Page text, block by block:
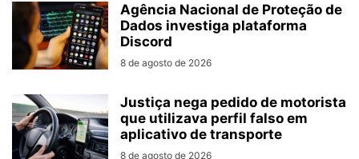
Agência Nacional de Proteção de
Dados investiga plataforma
Discord
8 de agosto de 2026
Justiça nega pedido de motorista
que utilizava perfil falso em
aplicativo de transporte
8 de agosto de 2026